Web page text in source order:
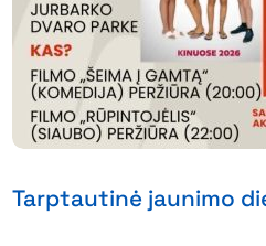
Tarptautinė jaunimo